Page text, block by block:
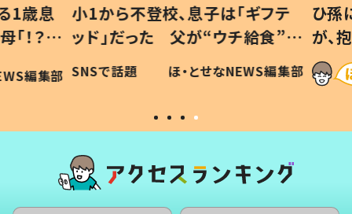
歳息
？」
編集部
小1から不登校、息子は「ギフテ
ッド」だった 父が“ウチ給食”を
作り続ける理由とは #令和の親
#令和の子
SNSで話題 ほ・とせなNEWS編集部
ひ孫
が、抱
「涙
い」